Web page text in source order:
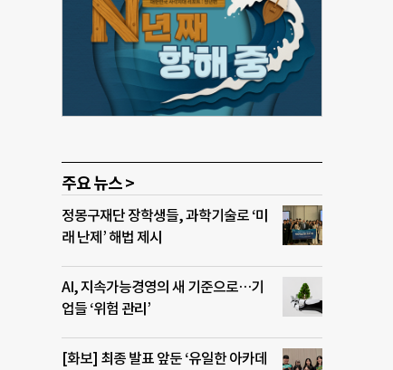
주요 뉴스 >
정몽구재단 장학생들, 과학기술로 ‘미
래 난제’ 해법 제시
AI, 지속가능경영의 새 기준으로…기
업들 ‘위험 관리’
[화보] 최종 발표 앞둔 ‘유일한 아카데